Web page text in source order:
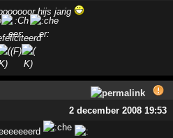
hijs jarig
(F)
2 december 2008 19:53